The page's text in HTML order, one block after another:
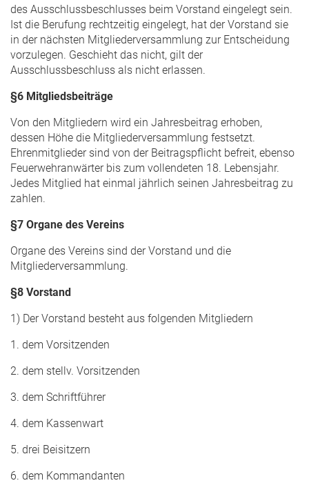
des Ausschlussbeschlusses beim Vorstand eingelegt sein.
Ist die Berufung rechtzeitig eingelegt, hat der Vorstand sie
in der nächsten Mitgliederversammlung zur Entscheidung
vorzulegen. Geschieht das nicht, gilt der
Ausschlussbeschluss als nicht erlassen.
§6 Mitgliedsbeiträge
Von den Mitgliedern wird ein Jahresbeitrag erhoben,
dessen Höhe die Mitgliederversammlung festsetzt.
Ehrenmitglieder sind von der Beitragspflicht befreit, ebenso
Feuerwehranwärter bis zum vollendeten 18. Lebensjahr.
Jedes Mitglied hat einmal jährlich seinen Jahresbeitrag zu
zahlen.
§7 Organe des Vereins
Organe des Vereins sind der Vorstand und die
Mitgliederversammlung.
§8 Vorstand
1) Der Vorstand besteht aus folgenden Mitgliedern
1. dem Vorsitzenden
2. dem stellv. Vorsitzenden
3. dem Schriftführer
4. dem Kassenwart
5. drei Beisitzern
6. dem Kommandanten